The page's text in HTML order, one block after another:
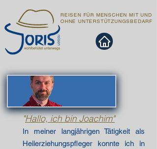
REISEN FÜR MENSCHEN MIT UND
OHNE UNTERSTÜTZUNGSBEDARF
"Hallo, ich bin Joachim"
In meiner langjährigen Tätigkeit als
Heilerziehungspfleger konnte ich in